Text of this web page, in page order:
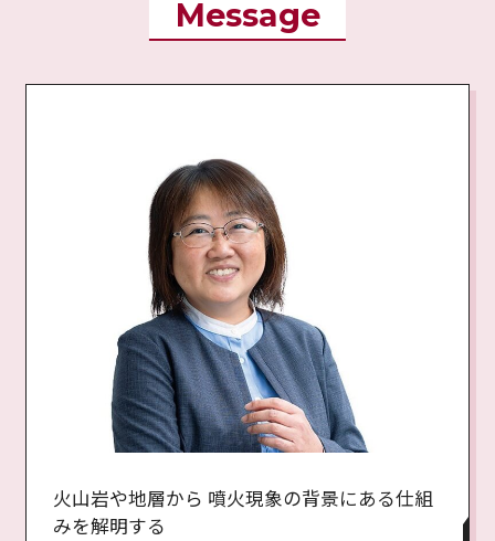
Message
火山岩や地層から 噴火現象の背景にある仕組
みを解明する